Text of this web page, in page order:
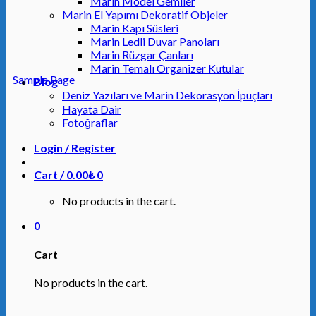
Marin El Yapımı Dekoratif Objeler
Marin Kapı Süsleri
Marin Ledli Duvar Panoları
Marin Rüzgar Çanları
Marin Temalı Organizer Kutular
Blog
Deniz Yazıları ve Marin Dekorasyon İpuçları
Hayata Dair
Fotoğraflar
Login / Register
Cart /0.00₺ 0
No products in the cart.
0
Cart
No products in the cart.
Sample Page